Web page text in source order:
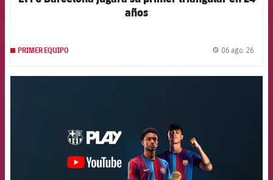
años
PRIMER EQUIPO 06 ago. 26